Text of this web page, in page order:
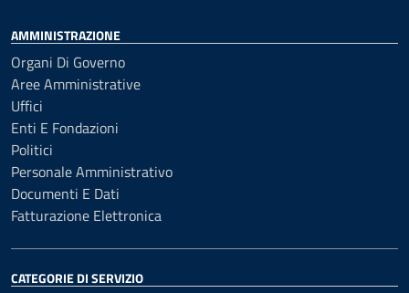
AMMINISTRAZIONE
Organi Di Governo
Aree Amministrative
Uffici
Enti E Fondazioni
Politici
Personale Amministrativo
Documenti E Dati
Fatturazione Elettronica
CATEGORIE DI SERVIZIO